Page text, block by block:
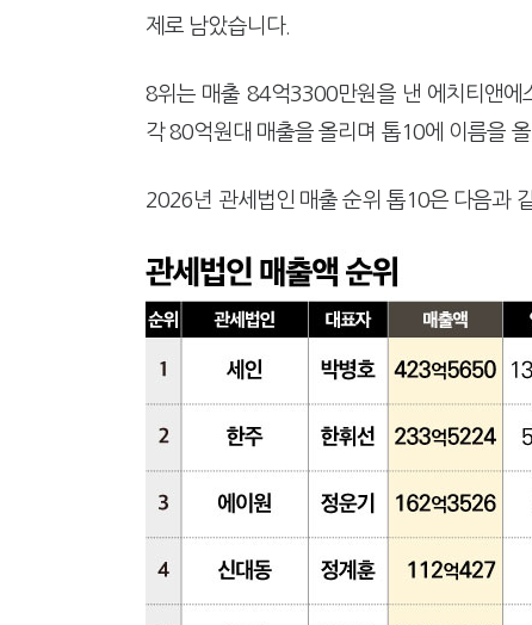
제로 남았습니다.
8위는 매출 84억3300만원을 낸 에치티앤에
각 80억원대 매출을 올리며 톱10에 이름을 올
2026년 관세법인 매출 순위 톱10은 다음과